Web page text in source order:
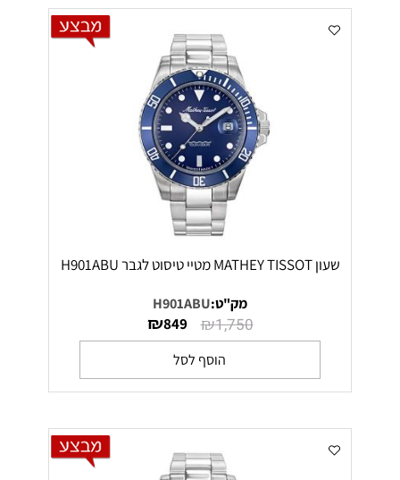
שעון MATHEY TISSOT מטיי טיסוט לגבר H901ABU
מק"ט:H901ABU
₪1,750
₪849
הוסף לסל